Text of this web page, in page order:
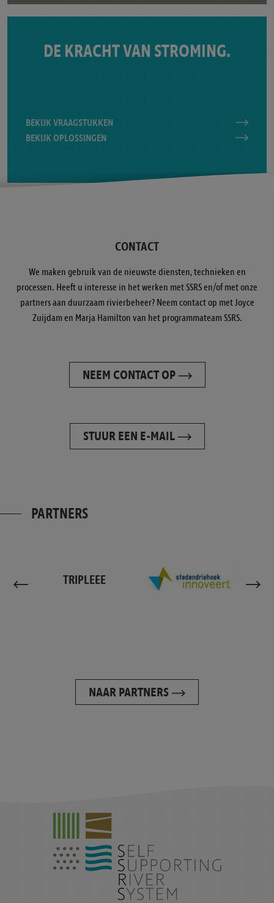
DE KRACHT VAN STROMING.
BEKIJK VRAAGSTUKKEN
BEKIJK OPLOSSINGEN
CONTACT
We maken gebruik van de nieuwste diensten, technieken en
processen. Heeft u interesse in het werken met SSRS en/of met onze
partners aan duurzaam rivierbeheer? Neem contact op met Joyce
Zuijdam en Marja Hamilton van het programmateam SSRS.
NEEM CONTACT OP
STUUR EEN E-MAIL
PARTNERS
TRIPLEEE
NAAR PARTNERS